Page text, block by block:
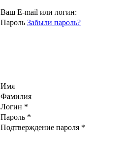
Ваш E-mail или логин:
Пароль Забыли пароль?
Имя
Фамилия
Логин *
Пароль *
Подтверждение пароля *